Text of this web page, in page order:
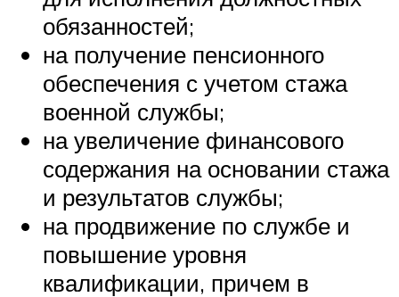
обязанностей;
на получение пенсионного
обеспечения с учетом стажа
военной службы;
на увеличение финансового
содержания на основании стажа
и результатов службы;
на продвижение по службе и
повышение уровня
квалификации, причем в